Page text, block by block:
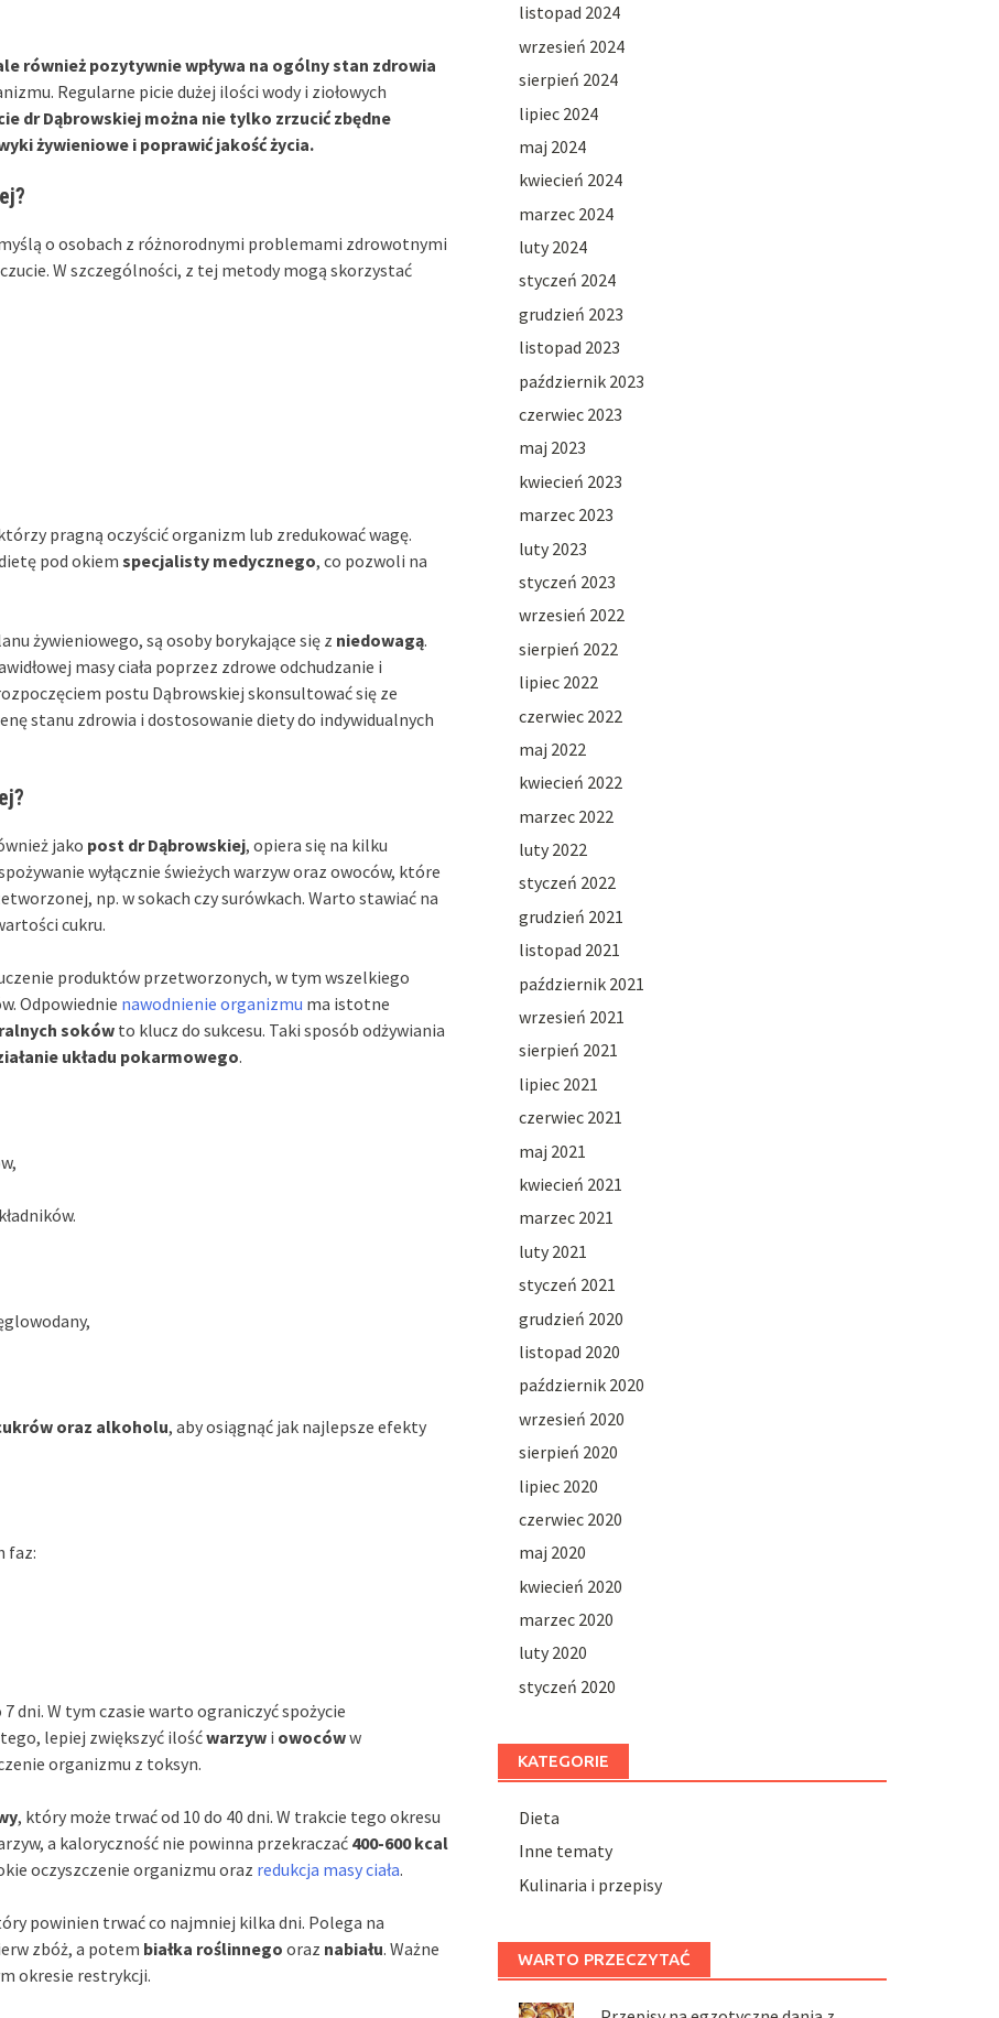
również pozytywnie wpływa na ogólny stan zdrowia
Regularne picie dużej ilości wody i ziołowych
dr Dąbrowskiej można nie tylko zrzucić zbędne
żywieniowe i poprawić jakość życia.
o osobach z różnorodnymi problemami zdrowotnymi
W szczególności, z tej metody mogą skorzystać
pragną oczyścić organizm lub zredukować wagę.
pod okiem specjalisty medycznego, co pozwoli na
żywieniowego, są osoby borykające się z niedowagą.
masy ciała poprzez zdrowe odchudzanie i
postu Dąbrowskiej skonsultować się ze
stanu zdrowia i dostosowanie diety do indywidualnych
jako post dr Dąbrowskiej, opiera się na kilku
wyłącznie świeżych warzyw oraz owoców, które
np. w sokach czy surówkach. Warto stawiać na
cukru.
produktów przetworzonych, w tym wszelkiego
Odpowiednie nawodnienie organizmu ma istotne
soków to klucz do sukcesu. Taki sposób odżywiania
układu pokarmowego.
oraz alkoholu, aby osiągnąć jak najlepsze efekty
faz:
7 dni. W tym czasie warto ograniczyć spożycie
lepiej zwiększyć ilośćwarzyw i owocóww
organizmu z toksyn.
, który może trwać od 10 do 40 dni. W trakcie tego okresu
a kaloryczność nie powinna przekraczać 400-600 kcal
oczyszczenie organizmu oraz redukcja masy ciała.
powinien trwać co najmniej kilka dni. Polega na
zbóż, a potem białka roślinnego oraz nabiału. Ważne
okresie restrykcji.
listopad 2024
wrzesień 2024
sierpień 2024
lipiec 2024
maj 2024
kwiecień 2024
marzec 2024
luty 2024
styczeń 2024
grudzień 2023
listopad 2023
październik 2023
czerwiec 2023
maj 2023
kwiecień 2023
marzec 2023
luty 2023
styczeń 2023
wrzesień 2022
sierpień 2022
lipiec 2022
czerwiec 2022
maj 2022
kwiecień 2022
marzec 2022
luty 2022
styczeń 2022
grudzień 2021
listopad 2021
październik 2021
wrzesień 2021
sierpień 2021
lipiec 2021
czerwiec 2021
maj 2021
kwiecień 2021
marzec 2021
luty 2021
styczeń 2021
grudzień 2020
listopad 2020
październik 2020
wrzesień 2020
sierpień 2020
lipiec 2020
czerwiec 2020
maj 2020
kwiecień 2020
marzec 2020
luty 2020
styczeń 2020
KATEGORIE
Dieta
Inne tematy
Kulinaria i przepisy
WARTO PRZECZYTAĆ